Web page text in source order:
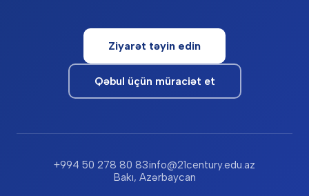
Ziyarət təyin edin
Qəbul üçün müraciət et
+994 50 278 80 83info@21century.edu.az
Bakı, Azərbaycan